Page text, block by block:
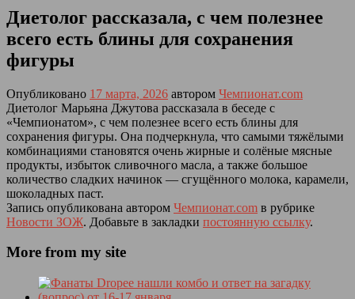
Диетолог рассказала, с чем полезнее
всего есть блины для сохранения
фигуры
Опубликовано 17 марта, 2026 автором Чемпионат.com
Диетолог Марьяна Джутова рассказала в беседе с
«Чемпионатом», с чем полезнее всего есть блины для
сохранения фигуры. Она подчеркнула, что самыми тяжёлыми
комбинациями становятся очень жирные и солёные мясные
продукты, избыток сливочного масла, а также большое
количество сладких начинок — сгущённого молока, карамели,
шоколадных паст.
Запись опубликована автором Чемпионат.com в рубрике
Новости ЗОЖ. Добавьте в закладки постоянную ссылку.
More from my site